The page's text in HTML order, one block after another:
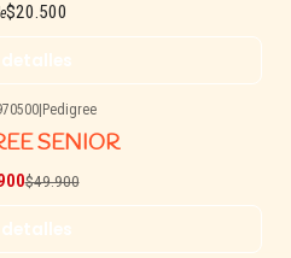
$20.500
detalles
Pedigree
SENIOR
$49.900
detalles